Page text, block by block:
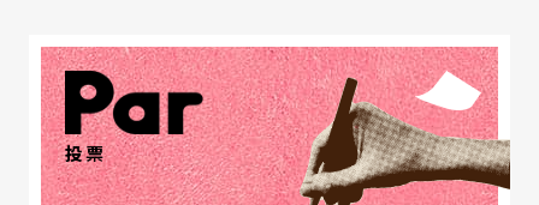
作品，至今，进念仍在此方向上不断探索，《百年
孤寂》、《中国旅程》等系列作品，关注依旧，即
便时代不断更替。
投票